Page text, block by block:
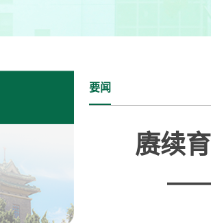
要闻
赓续
——